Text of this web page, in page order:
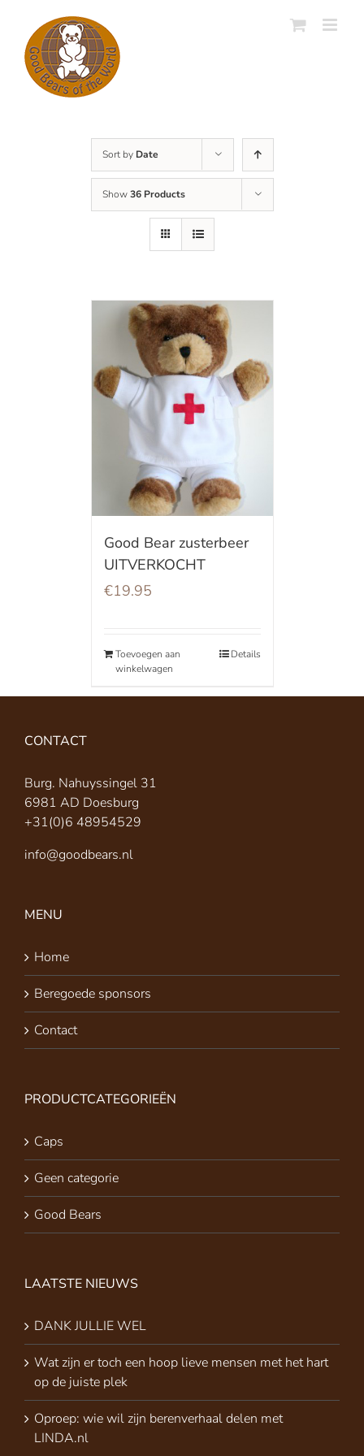
content
Sort by Date
Show36 Products
Good Bear zusterbeer
UITVERKOCHT
€19.95
Toevoegen aan
winkelwagen
Details
CONTACT
Burg. Nahuyssingel 31
6981 AD Doesburg
+31(0)6 48954529
info@goodbears.nl
MENU
Home
Beregoede sponsors
Contact
PRODUCTCATEGORIEËN
Caps
Geen categorie
Good Bears
LAATSTE NIEUWS
DANK JULLIE WEL
Wat zijn er toch een hoop lieve mensen met het hart
op de juiste plek
Oproep: wie wil zijn berenverhaal delen met
LINDA.nl